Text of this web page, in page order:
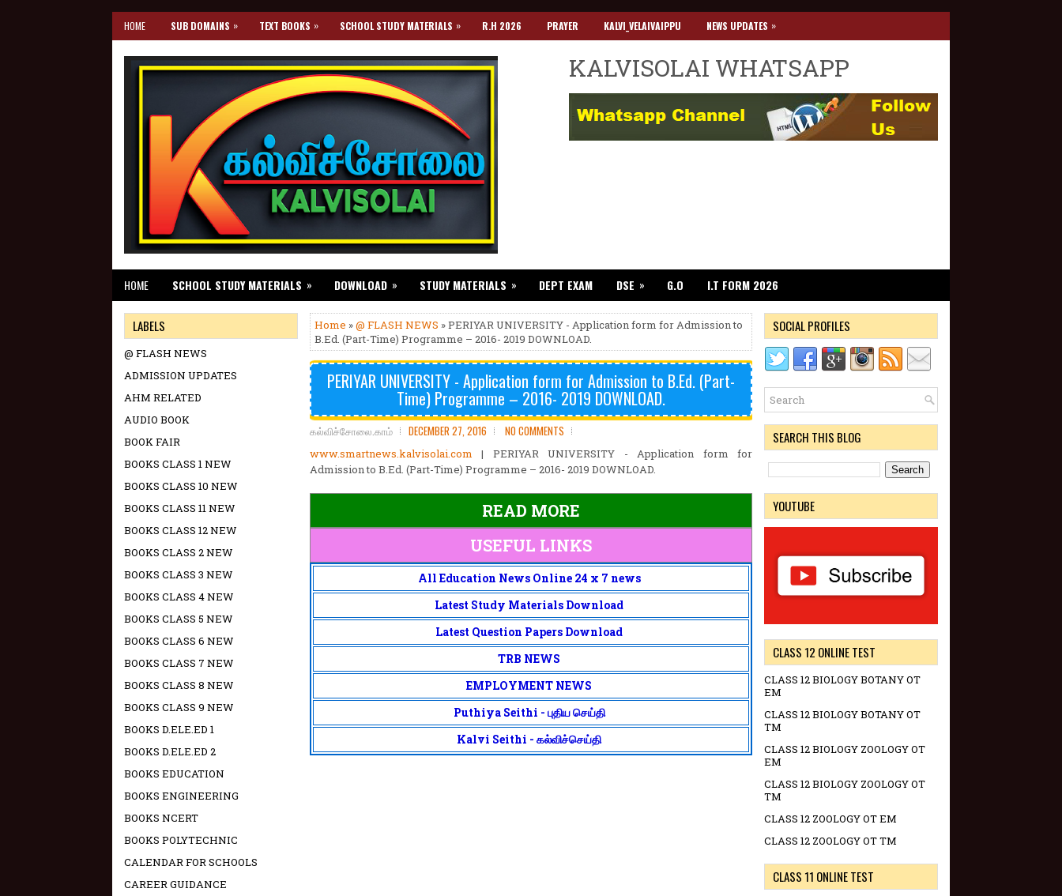
HOME SUB DOMAINS » TEXT BOOKS » SCHOOL STUDY MATERIALS » R.H 2026 PRAYER KALVI_VELAIVAIPPU NEWS UPDATES »
KALVISOLAI WHATSAPP
HOME SCHOOL STUDY MATERIALS » DOWNLOAD » STUDY MATERIALS » DEPT EXAM DSE » G.O I.T FORM 2026
Home »@ FLASH NEWS » PERIYAR UNIVERSITY - Application form for Admission to
B.Ed. (Part-Time) Programme – 2016- 2019 DOWNLOAD.
PERIYAR UNIVERSITY - Application form for Admission to B.Ed. (Part-
Time) Programme – 2016- 2019 DOWNLOAD.
கல்விச்சோலை.காம் DECEMBER 27, 2016 NO COMMENTS
www.smartnews.kalvisolai.com | PERIYAR UNIVERSITY - Application form for
Admission to B.Ed. (Part-Time) Programme – 2016- 2019 DOWNLOAD.
READ MORE
USEFUL LINKS
All Education News Online 24 x 7 news
Latest Study Materials Download
Latest Question Papers Download
TRB NEWS
EMPLOYMENT NEWS
Puthiya Seithi - புதிய செய்தி
Kalvi Seithi - கல்விச்செய்தி
LABELS
@ FLASH NEWS
ADMISSION UPDATES
AHM RELATED
AUDIO BOOK
BOOK FAIR
BOOKS CLASS 1 NEW
BOOKS CLASS 10 NEW
BOOKS CLASS 11 NEW
BOOKS CLASS 12 NEW
BOOKS CLASS 2 NEW
BOOKS CLASS 3 NEW
BOOKS CLASS 4 NEW
BOOKS CLASS 5 NEW
BOOKS CLASS 6 NEW
BOOKS CLASS 7 NEW
BOOKS CLASS 8 NEW
BOOKS CLASS 9 NEW
BOOKS D.ELE.ED 1
BOOKS D.ELE.ED 2
BOOKS EDUCATION
BOOKS ENGINEERING
BOOKS NCERT
BOOKS POLYTECHNIC
CALENDAR FOR SCHOOLS
CAREER GUIDANCE
SOCIAL PROFILES
SEARCH THIS BLOG
YOUTUBE
CLASS 12 ONLINE TEST
CLASS 12 BIOLOGY BOTANY OT
EM
CLASS 12 BIOLOGY BOTANY OT
TM
CLASS 12 BIOLOGY ZOOLOGY OT
EM
CLASS 12 BIOLOGY ZOOLOGY OT
TM
CLASS 12 ZOOLOGY OT EM
CLASS 12 ZOOLOGY OT TM
CLASS 11 ONLINE TEST